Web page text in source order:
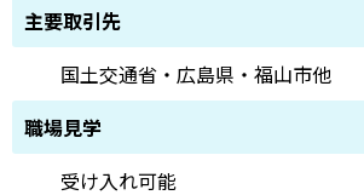
主要取引先
国土交通省・広島県・福山市他
職場見学
受け入れ可能